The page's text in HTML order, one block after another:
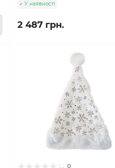
У наявності
2 487 грн.
0